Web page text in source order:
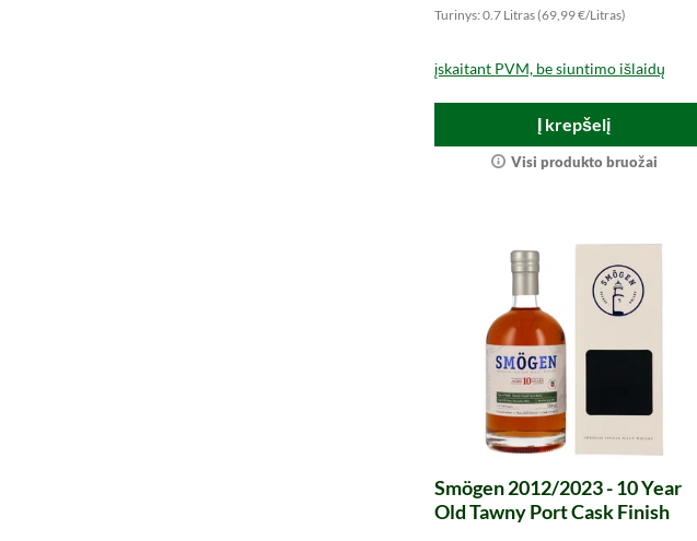
Turinys: 0.7 Litras (69,99 €/Litras)
įskaitant PVM, be siuntimo išlaidų
Į krepšelį
Visi produkto bruožai
Smögen 2012/2023 - 10 Year
Old Tawny Port Cask Finish